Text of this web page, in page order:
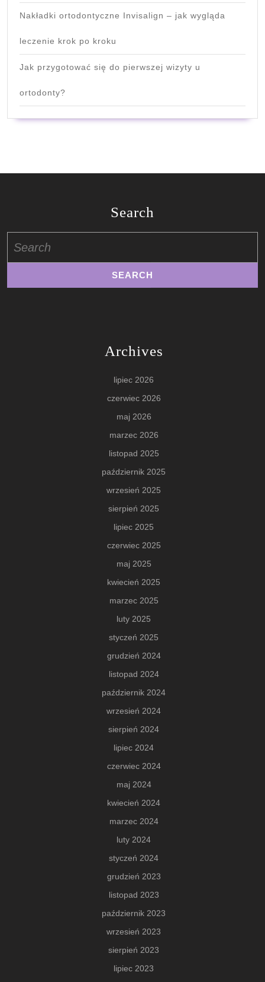
Nakładki ortodontyczne Invisalign – jak wygląda
leczenie krok po kroku
Jak przygotować się do pierwszej wizyty u
ortodonty?
Search
for:
Archives
lipiec 2026
czerwiec 2026
maj 2026
marzec 2026
listopad 2025
październik 2025
wrzesień 2025
sierpień 2025
lipiec 2025
czerwiec 2025
maj 2025
kwiecień 2025
marzec 2025
luty 2025
styczeń 2025
grudzień 2024
listopad 2024
październik 2024
wrzesień 2024
sierpień 2024
lipiec 2024
czerwiec 2024
maj 2024
kwiecień 2024
marzec 2024
luty 2024
styczeń 2024
grudzień 2023
listopad 2023
październik 2023
wrzesień 2023
sierpień 2023
lipiec 2023